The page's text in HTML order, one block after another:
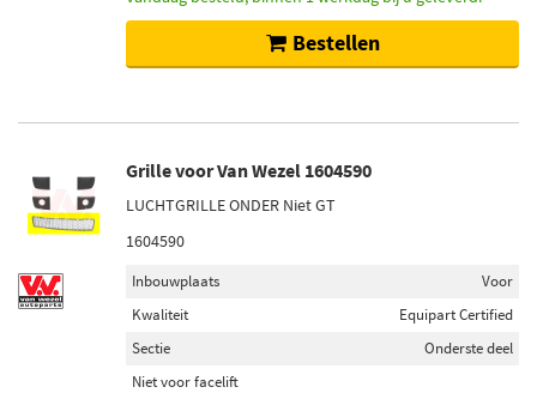
Bestellen
Grille voor Van Wezel 1604590
LUCHTGRILLE ONDER Niet GT
1604590
Inbouwplaats
Voor
Kwaliteit
Equipart Certified
Sectie
Onderste deel
Niet voor facelift